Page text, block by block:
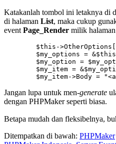
Katakanlah tombol ini letaknya di
di halaman List, maka cukup
event Page_Render milik
Jangan lupa untuk men-generate
dengan PHPMaker seperti biasa.
Betapa mudah dan fleksibelnya,
Ditempatkan di bawah: PHPMaker